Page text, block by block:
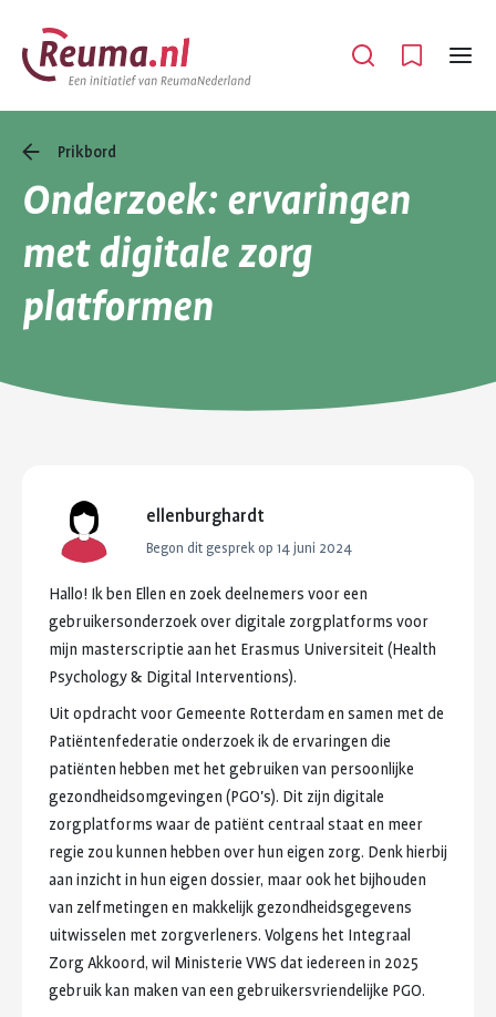
Spring
naar
hoofdinhoud
Spring
naar
footer
navigatie
Open
Menu
Prikbord
Onderzoek: ervaringen
met digitale zorg
platformen
ellenburghardt
Begon dit gesprek op 14 juni 2024
Hallo! Ik ben Ellen en zoek deelnemers vooreen
gebruikersonderzoek overdigitale zorgplatforms voor
mijn masterscriptie aan het Erasmus Universiteit (Health
Psychology& Digital Interventions).
Uit opdracht voorGemeente Rotterdam en samen met de
Patiëntenfederatie onderzoek ik de ervaringen die
patiënten hebben met het gebruiken van persoonlijke
gezondheidsomgevingen (PGO's). Dit zijn digitale
zorgplatforms waarde patiënt centraal staat en meer
regie zoukunnen hebben overhun eigen zorg. Denk hierbij
aan inzicht in hun eigen dossier, maarook het bijhouden
van zelfmetingen en makkelijk gezondheidsgegevens
uitwisselen met zorgverleners. Volgens het Integraal
Zorg Akkoord, wil Ministerie VWS dat iedereen in 2025
gebruik kan maken van een gebruikersvriendelijke PGO.